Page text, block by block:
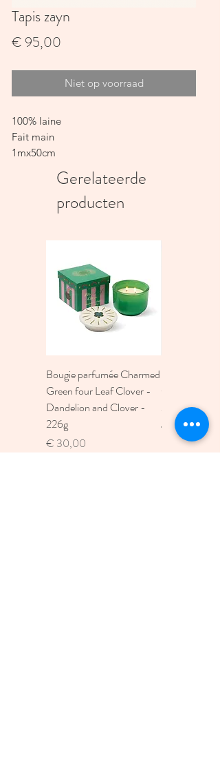
Tapis zayn
€ 95,00
Niet op voorraad
100% laine
Fait main
1mx50cm
Gerelateerde
producten
Bougie parfumée Charmed
Green four Leaf Clover -
Dandelion and Clover -
226g
Prijs
€ 30,00
Moon
Prijs
€ 30,00